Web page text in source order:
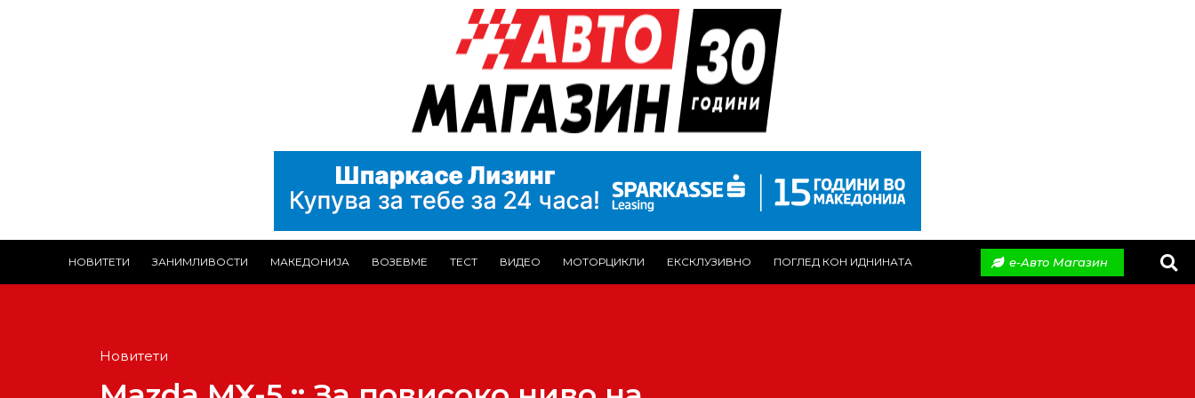
НОВИТЕТИ ЗАНИМЛИВОСТИ МАКЕДОНИЈА ВОЗЕВМЕ ТЕСТ ВИДЕО МОТОРЦИКЛИ ЕКСКЛУЗИВНО ПОГЛЕД КОН ИДНИНАТА е-Авто Магазин
Новитети